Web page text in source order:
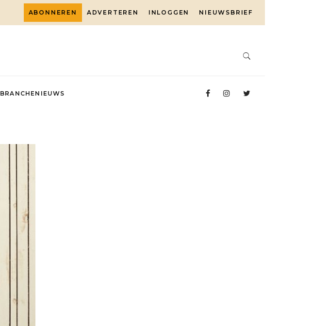
ABONNEREN ADVERTEREN INLOGGEN NIEUWSBRIEF
BRANCHENIEUWS